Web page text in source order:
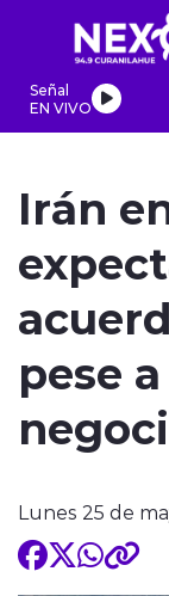
Click acá para ir
Señal
EN VIVO
Irán
pese
Lunes 25 de